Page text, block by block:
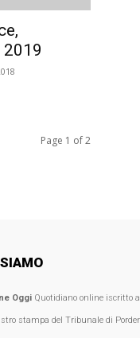
Page 1 of 2
OggiQuotidiano online iscritto
stampa del Tribunale di